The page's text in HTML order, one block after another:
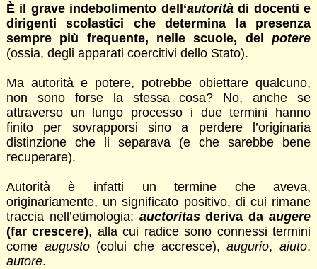
È il grave indebolimento dell‘autoritàdi docenti e
dirigenti scolastici che determina la presenza
sempre più frequente, nelle scuole, delpotere
(ossia, degli apparati coercitivi dello Stato).
Ma autorità e potere, potrebbe obiettare qualcuno,
non sono forse la stessa cosa? No, anche se
attraverso un lungo processo i due termini hanno
finito per sovrapporsi sino a perdere l’originaria
distinzione che li separava (e che sarebbe bene
recuperare).
Autorità è infatti un termine che aveva,
originariamente, un significato positivo, di cui rimane
traccia nell’etimologia: auctoritasderiva daaugere
(far crescere), alla cui radice sono connessi termini
come augusto(colui che accresce),augurio,aiuto,
autore.